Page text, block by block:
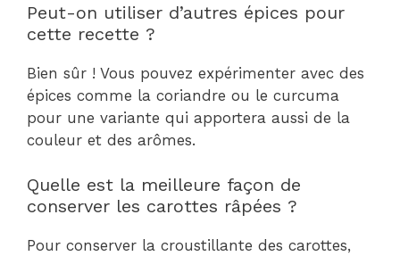
Peut-on utiliser d’autres épices pour
cette recette ?
Bien sûr ! Vous pouvez expérimenter avec des
épices comme la coriandre ou le curcuma
pour une variante qui apportera aussi de la
couleur et des arômes.
Quelle est la meilleure façon de
conserver les carottes râpées ?
Pour conserver la croustillante des carottes,